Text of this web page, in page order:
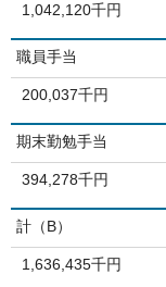
1,042,120千円
職員手当
200,037千円
期末勤勉手当
394,278千円
計（B）
1,636,435千円